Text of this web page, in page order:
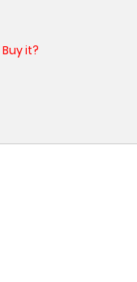
Buy it?